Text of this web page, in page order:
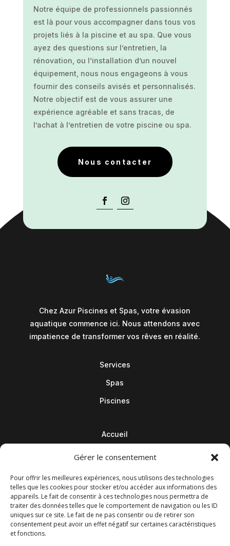
Gérer le consentement
Pour offrir les meilleures expériences, nous utilisons des technologies
telles que les cookies pour stocker et/ou accéder aux informations des
appareils. Le fait de consentir à ces technologies nous permettra de
traiter des données telles que le comportement de navigation ou les ID
uniques sur ce site. Le fait de ne pas consentir ou de retirer son
consentement peut avoir un effet négatif sur certaines caractéristiques
et fonctions.
Notre équipe de professionnels passionnés
est là pour vous accompagner dans tous vos
projets liés à la piscine et au spa. Que vous
ayez des questions sur l’entretien, la
rénovation, ou l’installation d’un nouvel
équipement, nous nous engageons à vous
fournir des conseils avisés et personnalisés.
Notre objectif est de vous assurer une
expérience agréable et sans tracas, de
l’achat à l’entretien de votre piscine ou spa.
Nous contacter
Chez Azur Piscines et Spas, votre évasion
aquatique commence ici. Nous attendons avec
impatience de transformer vos rêves en réalité.
Services
Spas
Piscines
Accueil